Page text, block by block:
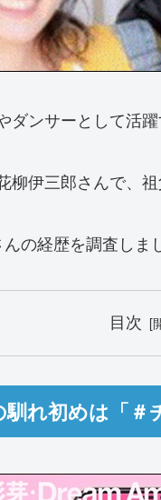
ンサーとして活
伊三郎さんで、祖
の経歴を調査しま
目次
れ初めは「＃